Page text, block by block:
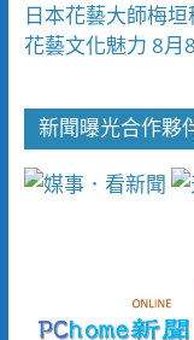
日本花藝大師梅
花藝文化魅力 8月
新聞曝光合作夥